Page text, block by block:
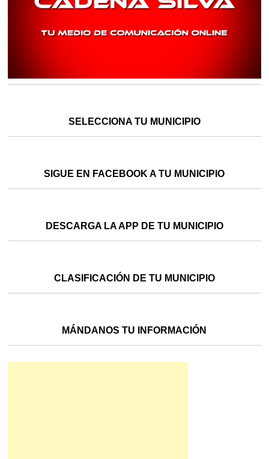
SELECCIONA TU MUNICIPIO
SIGUE EN FACEBOOK A TU MUNICIPIO
DESCARGA LA APP DE TU MUNICIPIO
CLASIFICACIÓN DE TU MUNICIPIO
MÁNDANOS TU INFORMACIÓN